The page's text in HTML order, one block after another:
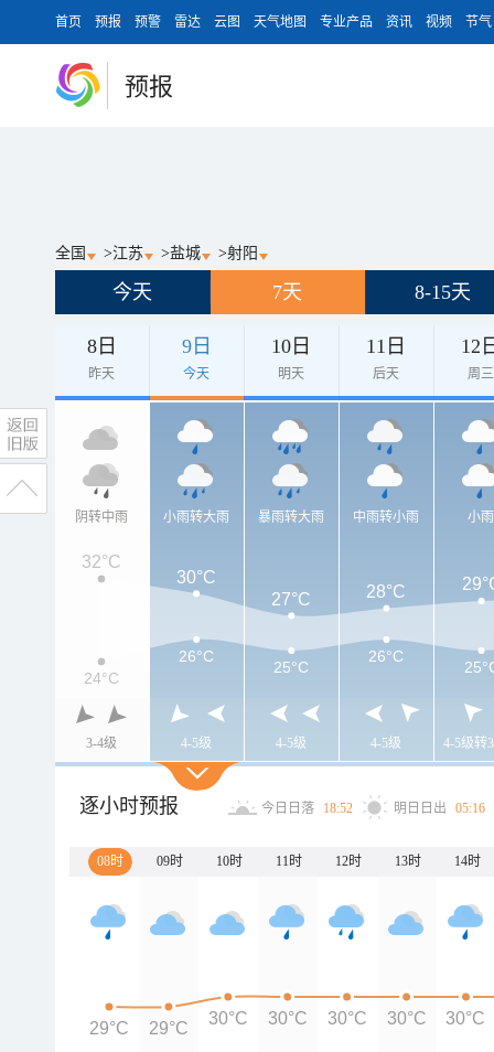
首页 预报 预警 雷达 云图 天气地图 专业产品 资讯 视频 节气
预报
全国 >江苏 >盐城 >射阳
今天 7天 8-15天
8日
昨天
9日
今天
10日
明天
11日
后天
12
周三
阴转中雨
3-4级
小雨转大雨
4-5级
暴雨转大雨
4-5级
中雨转小雨
4-5级
小雨
4-5级转
32°C
30°C
27°C
28°C
24°C
26°C
25°C
26°C
逐小时预报 今日日落 18:52 明日日出 05:16
08时 09时 10时 11时 12时 13时 14时
29°C 29°C
30°C 30°C 30°C 30°C 30°C